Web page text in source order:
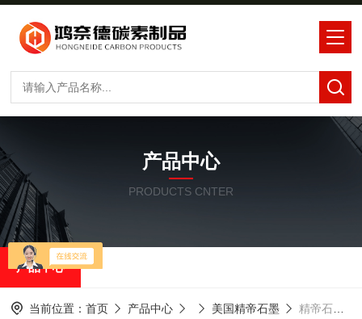
产品中心
PRODUCTS CNTER
产品中心
当前位置： 首页 产品中心 美国精帝石墨 精帝石墨ER9160石墨导流筒石墨保温筒